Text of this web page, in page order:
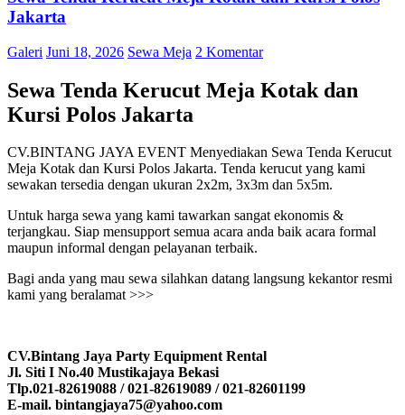
Jakarta
Galeri Juni 18, 2026 Sewa Meja 2 Komentar
Sewa Tenda Kerucut Meja Kotak dan
Kursi Polos Jakarta
CV.BINTANG JAYA EVENT Menyediakan Sewa Tenda Kerucut
Meja Kotak dan Kursi Polos Jakarta. Tenda kerucut yang kami
sewakan tersedia dengan ukuran 2x2m, 3x3m dan 5x5m.
Untuk harga sewa yang kami tawarkan sangat ekonomis &
terjangkau. Siap mensupport semua acara anda baik acara formal
maupun informal dengan pelayanan terbaik.
Bagi anda yang mau sewa silahkan datang langsung kekantor resmi
kami yang beralamat >>>
CV.Bintang Jaya Party Equipment Rental
Jl. Siti I No.40 Mustikajaya Bekasi
Tlp.021-82619088 / 021-82619089 / 021-82601199
E-mail. bintangjaya75@yahoo.com